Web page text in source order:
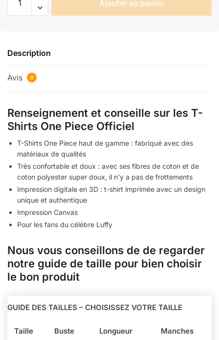
Piece
Sexy
Ajouter au panier
Description
Avis 0
Renseignement et conseille sur les T-
Shirts One Piece Officiel
T-Shirts One Piece haut de gamme : fabriqué avec des
matériaux de qualités
Très confortable et doux : avec ses fibres de coton et de
coton polyester super doux, il n’y a pas de frottements
Impression digitale en 3D : t-shirt imprimée avec un design
unique et authentique
Impression Canvas
Pour les fans du célèbre Luffy
Nous vous conseillons de de regarder
notre guide de taille pour bien choisir
le bon produit
GUIDE DES TAILLES – CHOISISSEZ VOTRE TAILLE
Taille Buste Longueur Manches